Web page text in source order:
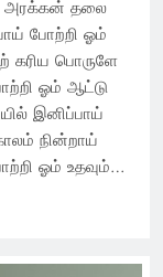
அரக்கன் தலை
போற்றி ஓம்
கரிய பொருளே
ஓம் ஆட்டு
இனிப்பாய்
நின்றாய்
ஓம் உதவும்…